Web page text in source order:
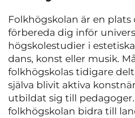
Folkhögskolan är en plats
förbereda dig inför
högskolestudier i
dans, konst eller musik.
folkhögskolas tidigare
själva blivit aktiva
utbildat sig till
folkhögskolan bidra till